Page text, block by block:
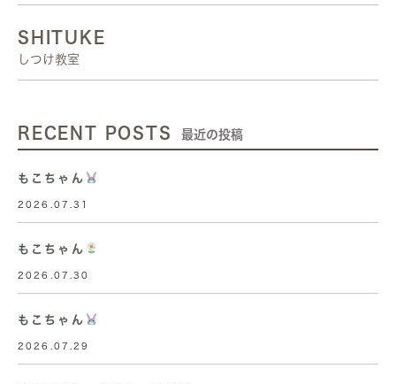
SHITUKE
しつけ教室
RECENT POSTS 最近の投稿
もこちゃん
2026.07.31
もこちゃん
2026.07.30
もこちゃん
2026.07.29